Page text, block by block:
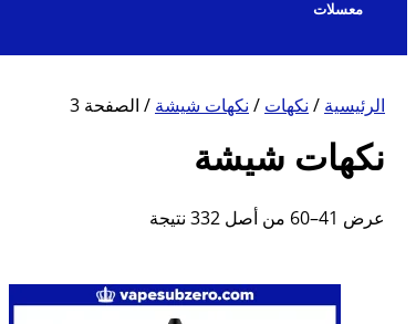
معسلات
الرئيسية / نكهات / نكهات شيشة / الصفحة 3
نكهات شيشة
عرض 41–60 من أصل 332 نتيجة
الأحدث